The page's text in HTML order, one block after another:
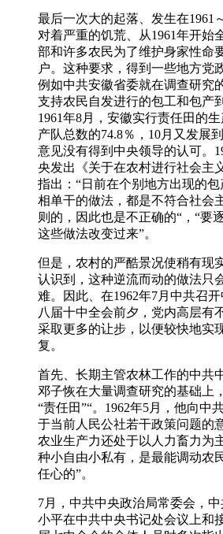
最后一次大的起落、发生在1961
对着严重的饥荒、从1961年开始
部和许多农民为了维护身家性命
户。这种要求，得到一些地方党
例如中共安徽省委就在调查研究
支持农民自发进行的包工和包产
1961年8月，安徽实行责任田的
产队总数的74.8％，10月又发展
意见没有得到中央领导的认可。
央发出《关于在农村进行社会主
指出：“日前在个别地方出现的
相单干的做法，都是不符合社会
则的，因此也是不正确的“，“要
这些做法改变过来”。
但是，农村的严酷景况使稍有现
认识到，这种逆流而动的做法只
难。因此、在1962年7月中共召
八届十中全会前夕，党内高层有
采取更多的让步，以便较快地实
复。
首先、长期主管农林工作的中共
邓子恢在大量调查研究的基础上
“责任田”“。1962年5月，他向中
于当前人民公社若干政策问题的
农业生产力还处于以人力畜力为
种小自由小私有，是最能调动农
任心的”。
7月，中共中央政治局常委会，
小平在中共中央书记处会议上和